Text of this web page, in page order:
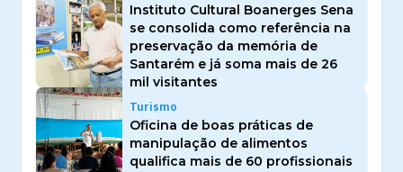
Instituto Cultural Boanerges Sena
se consolida como referência na
preservação da memória de
Santarém e já soma mais de 26
mil visitantes
Turismo
Oficina de boas práticas de
manipulação de alimentos
qualifica mais de 60 profissionais